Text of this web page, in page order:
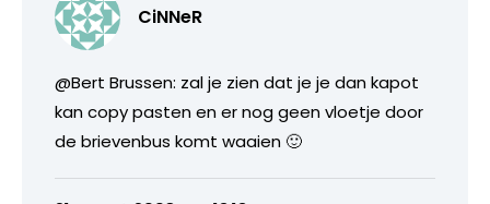
CiNNeR
@Bert Brussen: zal je zien dat je je dan kapot
kan copy pasten en er nog geen vloetje door
de brievenbus komt waaien 🙂